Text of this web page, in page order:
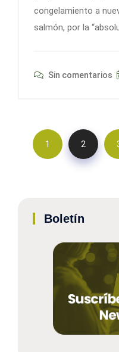
congelamiento a
salmón, por la
Sin comentarios
1 2
Boletín